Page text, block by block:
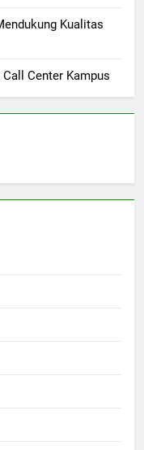
Kualitas
Center Kampus